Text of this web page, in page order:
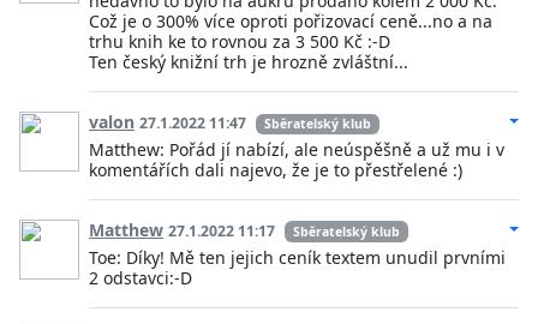
Což je o 300% více oproti pořizovací ceně...no a na
trhu knih ke to rovnou za 3 500 Kč :-D
Ten český knižní trh je hrozně zvláštní...
valon 27.1.2022 11:47 Sběratelský klub
Matthew: Pořád jí nabízí, ale neúspěšně a už mu i v
komentářích dali najevo, že je to přestřelené :)
Matthew 27.1.2022 11:17 Sběratelský klub
Toe: Díky! Mě ten jejich ceník textem unudil prvními
2 odstavci:-D